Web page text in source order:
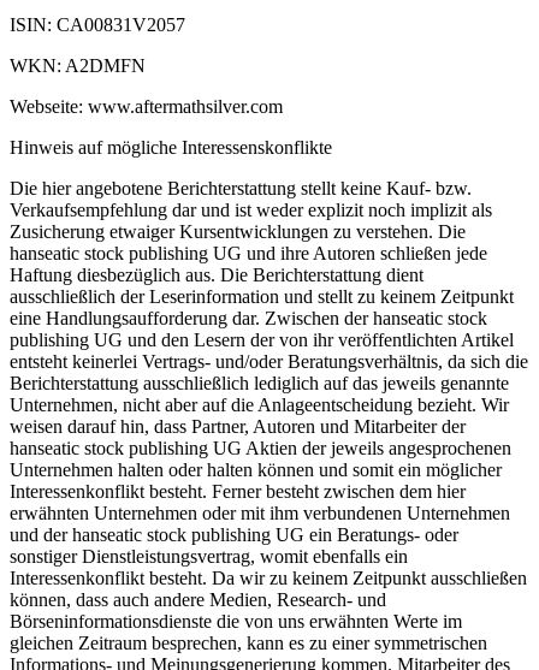
ISIN: CA00831V2057
WKN: A2DMFN
Webseite: www.aftermathsilver.com
Hinweis auf mögliche Interessenskonflikte
Die hier angebotene Berichterstattung stellt keine Kauf- bzw.
Verkaufsempfehlung dar und ist weder explizit noch implizit als
Zusicherung etwaiger Kursentwicklungen zu verstehen. Die
hanseatic stock publishing UG und ihre Autoren schließen jede
Haftung diesbezüglich aus. Die Berichterstattung dient
ausschließlich der Leserinformation und stellt zu keinem Zeitpunkt
eine Handlungsaufforderung dar. Zwischen der hanseatic stock
publishing UG und den Lesern der von ihr veröffentlichten Artikel
entsteht keinerlei Vertrags- und/oder Beratungsverhältnis, da sich die
Berichterstattung ausschließlich lediglich auf das jeweils genannte
Unternehmen, nicht aber auf die Anlageentscheidung bezieht. Wir
weisen darauf hin, dass Partner, Autoren und Mitarbeiter der
hanseatic stock publishing UG Aktien der jeweils angesprochenen
Unternehmen halten oder halten können und somit ein möglicher
Interessenkonflikt besteht. Ferner besteht zwischen dem hier
erwähnten Unternehmen oder mit ihm verbundenen Unternehmen
und der hanseatic stock publishing UG ein Beratungs- oder
sonstiger Dienstleistungsvertrag, womit ebenfalls ein
Interessenkonflikt besteht. Da wir zu keinem Zeitpunkt ausschließen
können, dass auch andere Medien, Research- und
Börseninformationsdienste die von uns erwähnten Werte im
gleichen Zeitraum besprechen, kann es zu einer symmetrischen
Informations- und Meinungsgenerierung kommen. Mitarbeiter des